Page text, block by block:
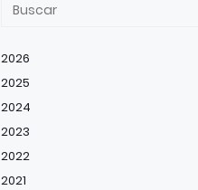
2026
2025
2024
2023
2022
2021